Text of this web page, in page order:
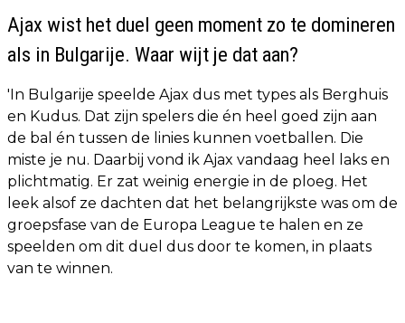
Ajax wist het duel geen moment zo te domineren
als in Bulgarije. Waar wijt je dat aan?
'In Bulgarije speelde Ajax dus met types als Berghuis
en Kudus. Dat zijn spelers die én heel goed zijn aan
de bal én tussen de linies kunnen voetballen. Die
miste je nu. Daarbij vond ik Ajax vandaag heel laks en
plichtmatig. Er zat weinig energie in de ploeg. Het
leek alsof ze dachten dat het belangrijkste was om de
groepsfase van de Europa League te halen en ze
speelden om dit duel dus door te komen, in plaats
van te winnen.